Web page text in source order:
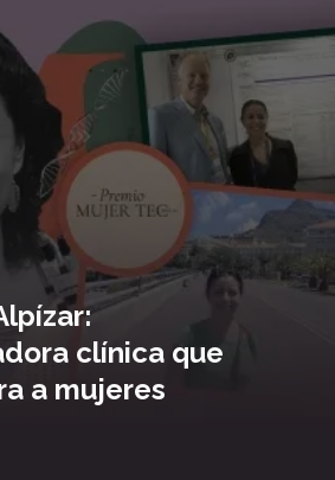
clínica que
a mujeres